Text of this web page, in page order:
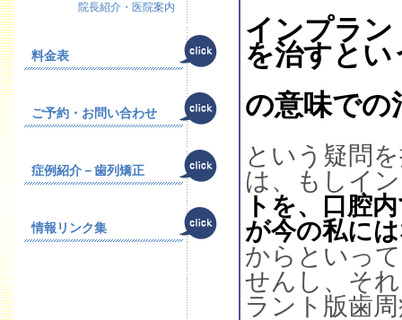
院長紹介・医院案内
料金表
ご予約・お問い合わせ
症例紹介－歯列矯正
情報リンク集
インプラ
を治すとい
の意味で
という疑問
は、もしイ
トを、口腔
が今の私に
からといっ
せんし、そ
ラント版歯